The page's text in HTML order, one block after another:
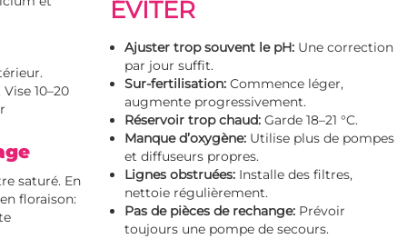
10–20
saturé. En
floraison:
ÉVITER
Ajuster trop souvent le pH:Une correction
par jour suffit.
Sur-fertilisation:Commence léger,
augmente progressivement.
Réservoir trop chaud:Garde 18–21 °C.
Manque d’oxygène:Utilise plus de pompes
et diffuseurs propres.
Lignes obstruées:Installe des filtres,
nettoie régulièrement.
Pas de pièces de rechange:Prévoir
toujours une pompe de secours.